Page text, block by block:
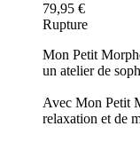
79,95 €
Rupture
Mon Petit
un atelier de
Avec Mon Petit
relaxation et de